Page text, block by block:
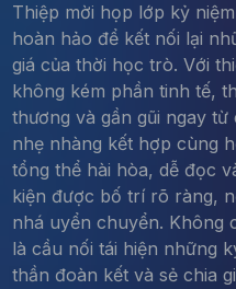
Thiệp mời họp lớp kỷ
hoàn hảo để kết nối lại
giá của thời học trò. Với
không kém phần tinh tế,
thương và gần gũi ngay
nhẹ nhàng kết hợp cùng
tổng thể hài hòa, dễ đọc
kiện được bố trí rõ ràng,
nhá uyển chuyển. Không
là cầu nối tái hiện những
thần đoàn kết và sẻ chia